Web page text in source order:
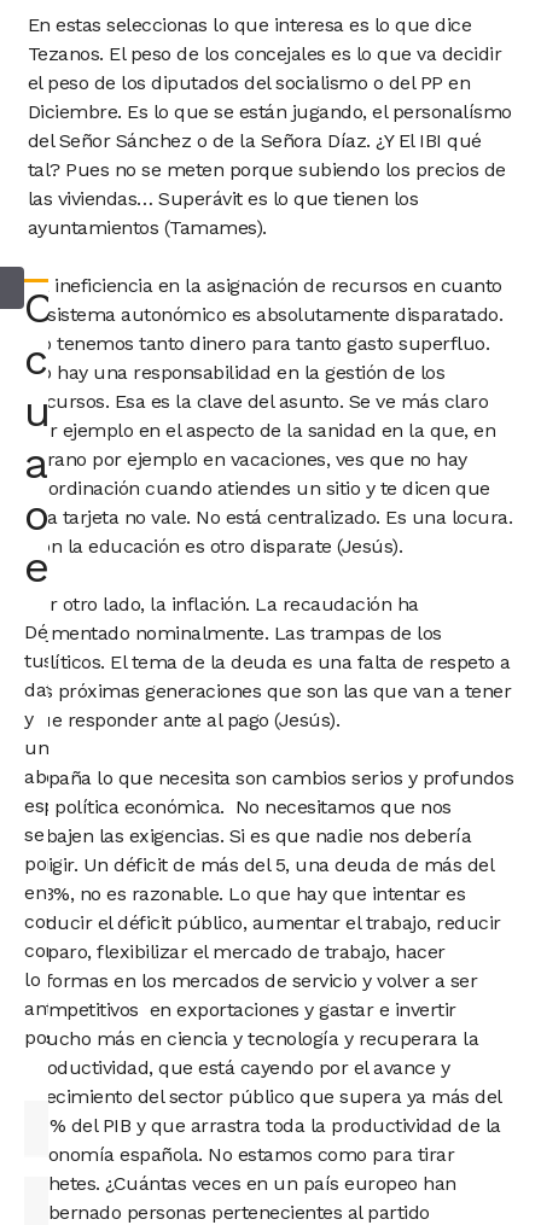
En estas seleccionas lo que interesa es lo que dice
Tezanos. El peso de los concejales es lo que va decidir
el peso de los diputados del socialismo o del PP en
Diciembre. Es lo que se están jugando, el personalísmo
del Señor Sánchez o de la Señora Díaz. ¿Y El IBI qué
tal? Pues no se meten porque subiendo los precios de
las viviendas… Superávit es lo que tienen los
ayuntamientos (Tamames).
La ineficiencia en la asignación de recursos en cuanto
al sistema autonómico es absolutamente disparatado.
No tenemos tanto dinero para tanto gasto superfluo.
No hay una responsabilidad en la gestión de los
recursos. Esa es la clave del asunto. Se ve más claro
por ejemplo en el aspecto de la sanidad en la que, en
verano por ejemplo en vacaciones, ves que no hay
coordinación cuando atiendes un sitio y te dicen que
esa tarjeta no vale. No está centralizado. Es una locura.
Con la educación es otro disparate (Jesús).
Por otro lado, la inflación. La recaudación ha
aumentado nominalmente. Las trampas de los
políticos. El tema de la deuda es una falta de respeto a
las próximas generaciones que son las que van a tener
que responder ante al pago (Jesús).
España lo que necesita son cambios serios y profundos
de política económica. No necesitamos que nos
rebajen las exigencias. Si es que nadie nos debería
exigir. Un déficit de más del 5, una deuda de más del
113%, no es razonable. Lo que hay que intentar es
reducir el déficit público, aumentar el trabajo, reducir
el paro, flexibilizar el mercado de trabajo, hacer
reformas en los mercados de servicio y volver a ser
competitivos en exportaciones y gastar e invertir
mucho más en ciencia y tecnología y recuperara la
productividad, que está cayendo por el avance y
crecimiento del sector público que supera ya más del
50% del PIB y que arrastra toda la productividad de la
economía española. No estamos como para tirar
cohetes. ¿Cuántas veces en un país europeo han
gobernado personas pertenecientes al partido
Consultar
con
un
abogado
o
economista
Déjanos
tus
datos
y
un
abogado
especialista
se
pondrá
en
contacto
contigo
lo
antes
posible.